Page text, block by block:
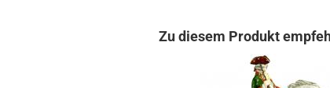
Zu diesem Produkt